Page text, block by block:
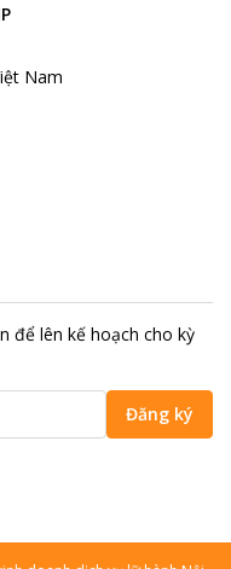
Nam
để lên kế hoạch cho kỳ
Đăng ký